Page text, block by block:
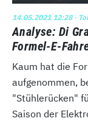
14.05.2021 12:28·
Analyse: Di
Formel-E-
Kaum hat die
aufgenommen,
"Stühlerücken"
Saison der